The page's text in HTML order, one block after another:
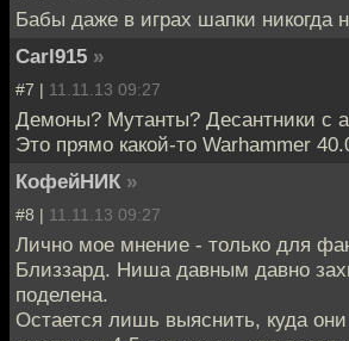
Бабы даже в играх шапки никогда
Carl915 »
#7 | 11.11.13 09:27
Демоны? Мутанты? Десантники с
Это прямо какой-то Warhammer
КофейНИК »
#8 | 11.11.13 09:27
Лично мое мнение - только для
Близзард. Ниша давным давно
поделена.
Остается лишь выяснить, куда